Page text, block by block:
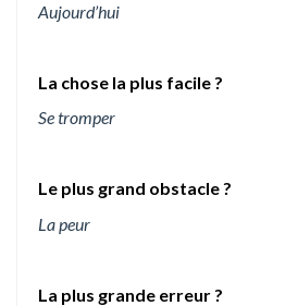
Aujourd’hui
La chose la plus facile ?
Se tromper
Le plus grand obstacle ?
La peur
La plus grande erreur ?